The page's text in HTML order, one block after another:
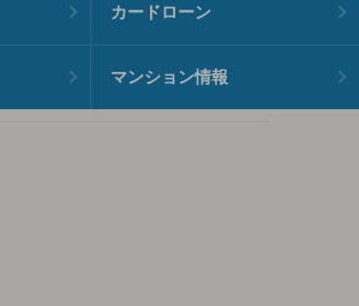
カードローン
マンション情報